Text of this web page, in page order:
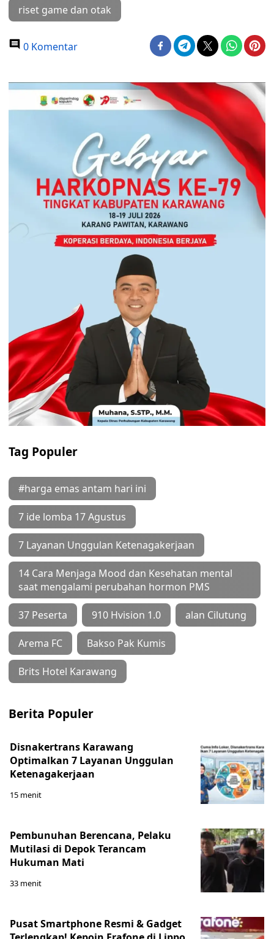
riset game dan otak
0 Komentar
Tag Populer
#harga emas antam hari ini
7 ide lomba 17 Agustus
7 Layanan Unggulan Ketenagakerjaan
14 Cara Menjaga Mood dan Kesehatan mental
saat mengalami perubahan hormon PMS
37 Peserta 910 Hvision 1.0 alan Cilutung
Arema FC Bakso Pak Kumis
Brits Hotel Karawang
Berita Populer
Disnakertrans Karawang
Optimalkan 7 Layanan Unggulan
Ketenagakerjaan
15 menit
Pembunuhan Berencana, Pelaku
Mutilasi di Depok Terancam
Hukuman Mati
33 menit
Pusat Smartphone Resmi & Gadget